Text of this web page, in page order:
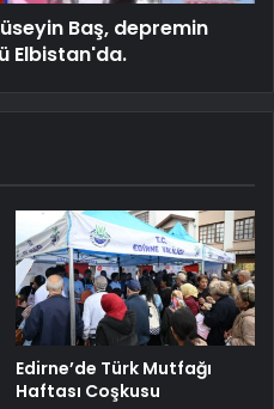
Baş, depremin
Elbistan'da.
Edirne’de Türk Mutfağı
Haftası Coşkusu